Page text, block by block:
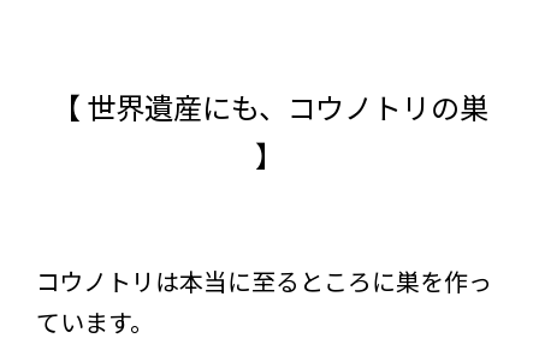
【 世界遺産にも、コウノトリの巣
】
コウノトリは本当に至るところに巣を作っ
ています。